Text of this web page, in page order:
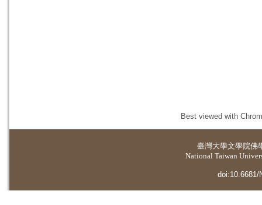
Best viewed with
臺灣大學文學院佛
National Taiwan
doi:10.6681/